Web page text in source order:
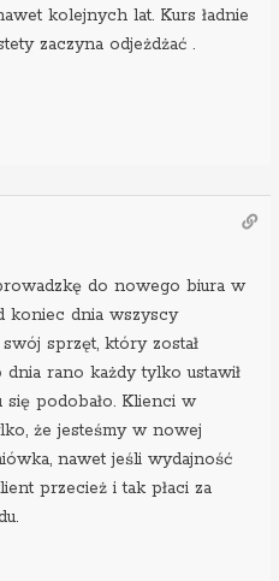
kolejnych lat. Kurs ładnie
zaczyna odjeżdżać .
do nowego biura w
koniec dnia wszyscy
sprzęt, który został
rano każdy tylko ustawił
podobało. Klienci w
że jesteśmy w nowej
nawet jeśli wydajność
przecież i tak płaci za